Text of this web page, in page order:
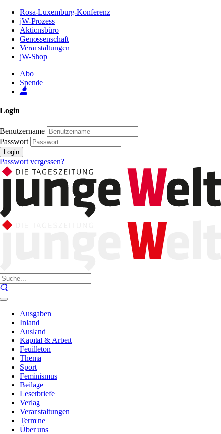
Inhalt
Seite
Rosa-Luxemburg-Konferenz
jW-Prozess
Aktionsbüro
Genossenschaft
Veranstaltungen
jW-Shop
Abo
Spende
Login
Benutzername
Passwort
Login
Passwort vergessen?
Ausgaben
Inland
Ausland
Kapital & Arbeit
Feuilleton
Thema
Sport
Feminismus
Beilage
Leserbriefe
Verlag
Veranstaltungen
Termine
Über uns